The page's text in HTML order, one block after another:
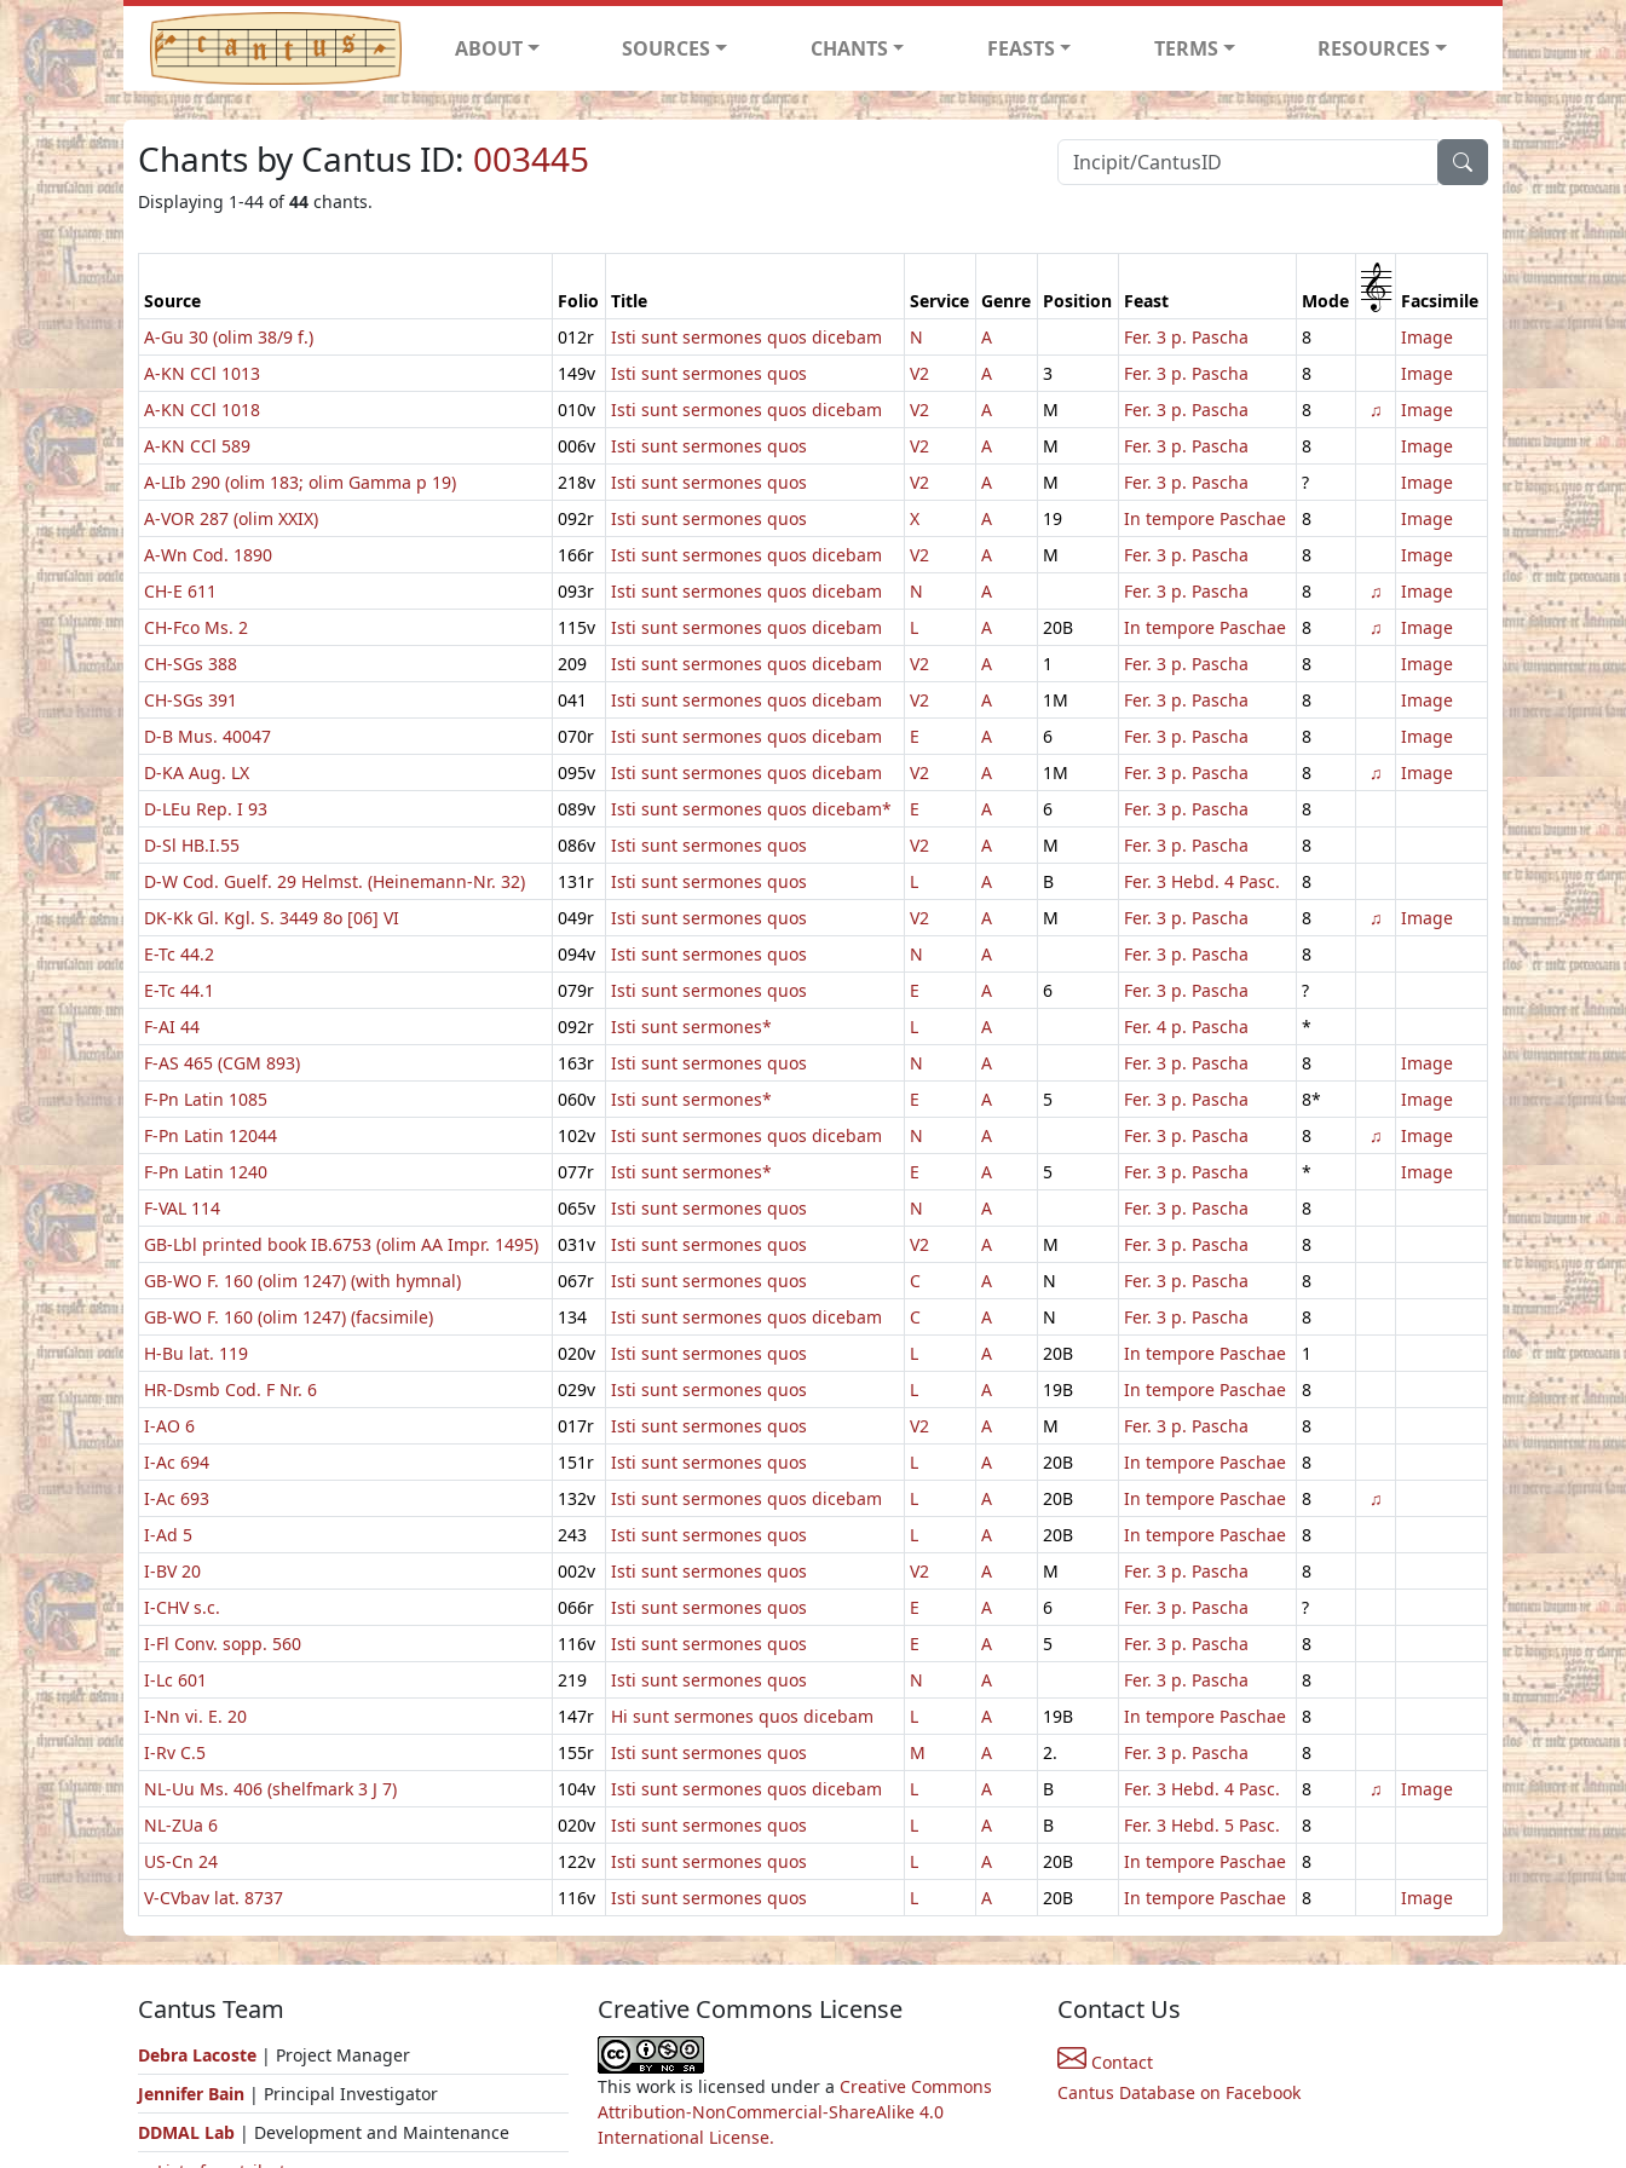
ABOUT SOURCES CHANTS FEASTS TERMS RESOURCES
Chants by Cantus ID: 003445
Displaying 1-44 of44 chants.
Source Folio Title Service Genre Position Feast Mode 1 Facsimile
A-Gu 30 (olim 38/9 f.)
012r Isti sunt sermones quos dicebam N A Fer. 3 p. Pascha 8
Image
A-KN CCl 1013
149v Isti sunt sermones quos V2 A 3 Fer. 3 p. Pascha 8
Image
A-KN CCl 1018
010v Isti sunt sermones quos dicebam V2 A M Fer. 3 p. Pascha 8 ♫
Image
A-KN CCl 589
006v Isti sunt sermones quos V2 A M Fer. 3 p. Pascha 8
Image
A-LIb 290 (olim 183; olim Gamma p 19)
218v Isti sunt sermones quos V2 A M Fer. 3 p. Pascha ?
Image
A-VOR 287 (olim XXIX)
092r Isti sunt sermones quos X A 19 In tempore Paschae 8
Image
A-Wn Cod. 1890
166r Isti sunt sermones quos dicebam V2 A M Fer. 3 p. Pascha 8
Image
CH-E 611
093r Isti sunt sermones quos dicebam N A Fer. 3 p. Pascha 8 ♫
Image
CH-Fco Ms. 2
115v Isti sunt sermones quos dicebam L A 20B In tempore Paschae 8 ♫
Image
CH-SGs 388
209 Isti sunt sermones quos dicebam V2 A 1 Fer. 3 p. Pascha 8
Image
CH-SGs 391
041 Isti sunt sermones quos dicebam V2 A 1M Fer. 3 p. Pascha 8
Image
D-B Mus. 40047
070r Isti sunt sermones quos dicebam E A 6 Fer. 3 p. Pascha 8
Image
D-KA Aug. LX
095v Isti sunt sermones quos dicebam V2 A 1M Fer. 3 p. Pascha 8 ♫
Image
D-LEu Rep. I 93
089v Isti sunt sermones quos dicebam* E A 6 Fer. 3 p. Pascha
8
D-Sl HB.I.55
086v Isti sunt sermones quos V2 A M Fer. 3 p. Pascha
8
D-W Cod. Guelf. 29 Helmst. (Heinemann-Nr. 32)
131r Isti sunt sermones quos L A B Fer. 3 Hebd. 4 Pasc.
8
DK-Kk Gl. Kgl. S. 3449 8o [06] VI
049r Isti sunt sermones quos V2 A M Fer. 3 p. Pascha 8 ♫
Image
E-Tc 44.2
094v Isti sunt sermones quos N A Fer. 3 p. Pascha
8
E-Tc 44.1
079r Isti sunt sermones quos E A 6 Fer. 3 p. Pascha
?
F-AI 44
092r Isti sunt sermones* L A Fer. 4 p. Pascha
*
F-AS 465 (CGM 893)
163r Isti sunt sermones quos N A Fer. 3 p. Pascha 8
Image
F-Pn Latin 1085
060v Isti sunt sermones* E A 5 Fer. 3 p. Pascha 8*
Image
F-Pn Latin 12044
102v Isti sunt sermones quos dicebam N A Fer. 3 p. Pascha 8 ♫
Image
F-Pn Latin 1240
077r Isti sunt sermones* E A 5 Fer. 3 p. Pascha *
Image
F-VAL 114
065v Isti sunt sermones quos N A Fer. 3 p. Pascha
8
GB-Lbl printed book IB.6753 (olim AA Impr. 1495)
031v Isti sunt sermones quos V2 A M Fer. 3 p. Pascha
8
GB-WO F. 160 (olim 1247) (with hymnal)
067r Isti sunt sermones quos C A N Fer. 3 p. Pascha
8
GB-WO F. 160 (olim 1247) (facsimile)
134 Isti sunt sermones quos dicebam C A N Fer. 3 p. Pascha
8
H-Bu lat. 119
020v Isti sunt sermones quos L A 20B In tempore Paschae
1
HR-Dsmb Cod. F Nr. 6
029v Isti sunt sermones quos L A 19B In tempore Paschae
8
I-AO 6
017r Isti sunt sermones quos V2 A M Fer. 3 p. Pascha
8
I-Ac 694
151r Isti sunt sermones quos L A 20B In tempore Paschae
8
I-Ac 693
132v Isti sunt sermones quos dicebam L A 20B In tempore Paschae 8
♫
I-Ad 5
243 Isti sunt sermones quos L A 20B In tempore Paschae
8
I-BV 20
002v Isti sunt sermones quos V2 A M Fer. 3 p. Pascha
8
I-CHV s.c.
066r Isti sunt sermones quos E A 6 Fer. 3 p. Pascha
?
I-Fl Conv. sopp. 560
116v Isti sunt sermones quos E A 5 Fer. 3 p. Pascha
8
I-Lc 601
219 Isti sunt sermones quos N A Fer. 3 p. Pascha
8
I-Nn vi. E. 20
147r Hi sunt sermones quos dicebam L A 19B In tempore Paschae
8
I-Rv C.5
155r Isti sunt sermones quos M A 2. Fer. 3 p. Pascha
8
NL-Uu Ms. 406 (shelfmark 3 J 7)
104v Isti sunt sermones quos dicebam L A B Fer. 3 Hebd. 4 Pasc. 8 ♫
Image
NL-ZUa 6
020v Isti sunt sermones quos L A B Fer. 3 Hebd. 5 Pasc.
8
US-Cn 24
122v Isti sunt sermones quos L A 20B In tempore Paschae
8
V-CVbav lat. 8737
116v Isti sunt sermones quos L A 20B In tempore Paschae 8 Image
Cantus Team
Debra Lacoste | Project Manager
Jennifer Bain | Principal Investigator
DDMAL Lab | Development and Maintenance
Creative Commons License
This work is licensed under a Creative Commons
Attribution-NonCommercial-ShareAlike 4.0
International License.
Contact Us
Contact
Cantus Database on Facebook